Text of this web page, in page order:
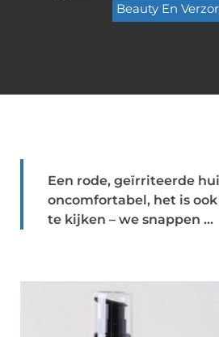
Beauty En
Een rode, geïrriteerde
oncomfortabel, het is
te kijken – we snappen ...